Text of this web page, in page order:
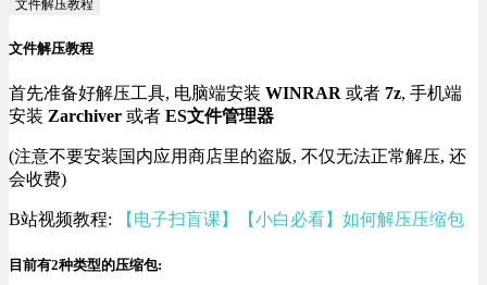
文件解压教程
文件解压教程
首先准备好解压工具, 电脑端安装 WINRAR 或者 7z, 手机端
安装 Zarchiver 或者 ES文件管理器
(注意不要安装国内应用商店里的盗版, 不仅无法正常解压, 还
会收费)
B站视频教程: 【电子扫盲课】【小白必看】如何解压压缩包
目前有2种类型的压缩包: